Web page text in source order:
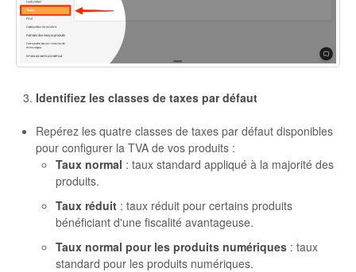
Identifiez les classes de taxes par défaut
Repérez les quatre classes de taxes par défaut disponibles
pour configurer la TVA de vos produits :
Taux normal : taux standard appliqué à la majorité des
produits.
Taux réduit : taux réduit pour certains produits
bénéficiant d'une fiscalité avantageuse.
Taux normal pour les produits numériques : taux
standard pour les produits numériques.